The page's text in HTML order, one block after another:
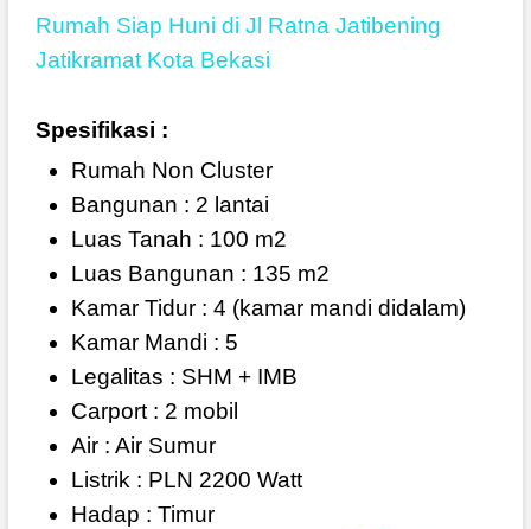
Rumah Siap Huni di Jl Ratna Jatibening
Jatikramat Kota Bekasi
Spesifikasi :
Rumah Non Cluster
Bangunan : 2 lantai
Luas Tanah : 100 m2
Luas Bangunan : 135 m2
Kamar Tidur : 4 (kamar mandi didalam)
Kamar Mandi : 5
Legalitas : SHM + IMB
Carport : 2 mobil
Air : Air Sumur
Listrik : PLN 2200 Watt
Hadap : Timur